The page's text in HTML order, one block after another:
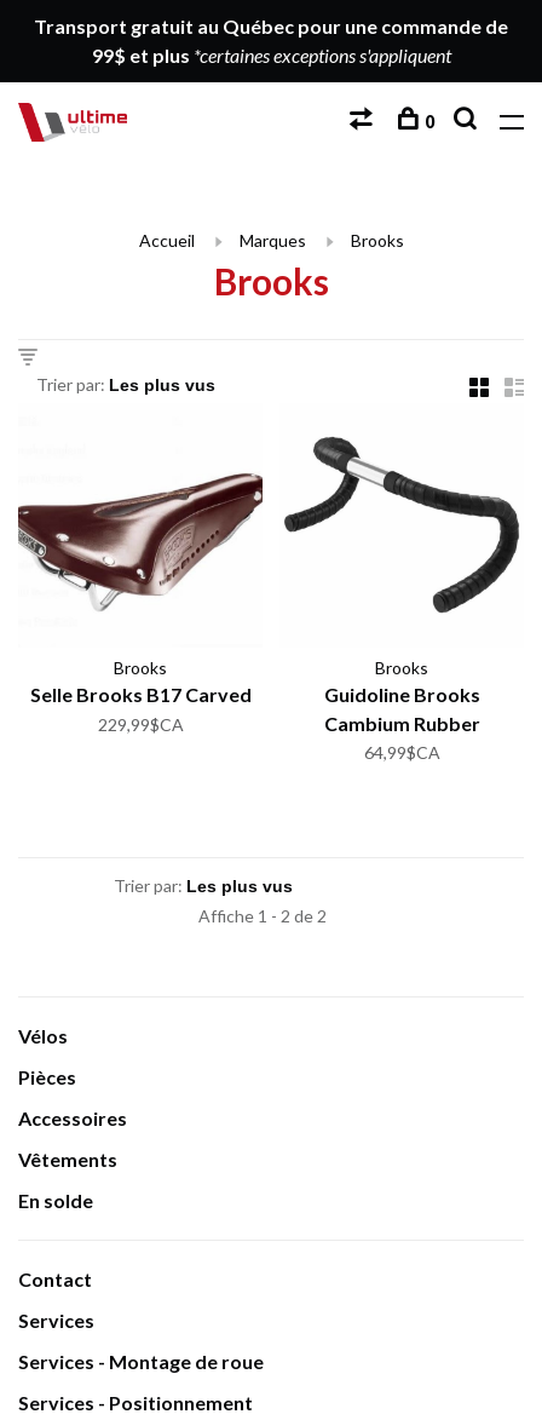
Transport gratuit au Québec pour une commande de
99$ et plus *certaines exceptions s'appliquent
0
Accueil Marques Brooks
Brooks
Trier par:
Brooks
Selle Brooks B17 Carved
229,99$CA
Brooks
Guidoline Brooks
Cambium Rubber
64,99$CA
Trier par:
Affiche 1 - 2 de 2
Vélos
Pièces
Accessoires
Vêtements
En solde
Contact
Services
Services - Montage de roue
Services - Positionnement